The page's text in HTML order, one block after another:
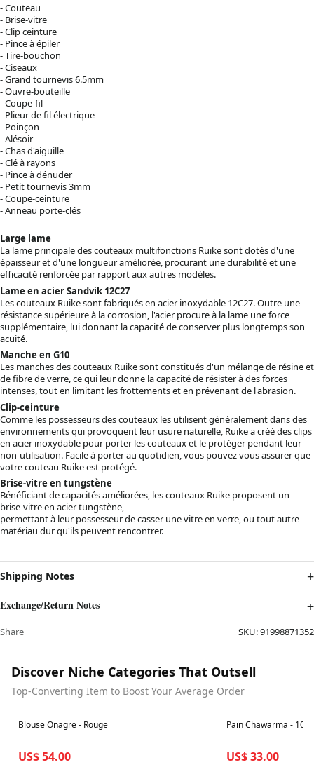
- Couteau
- Brise-vitre
- Clip ceinture
- Pince à épiler
- Tire-bouchon
- Ciseaux
- Grand tournevis 6.5mm
- Ouvre-bouteille
- Coupe-fil
- Plieur de fil électrique
- Poinçon
- Alésoir
- Chas d'aiguille
- Clé à rayons
- Pince à dénuder
- Petit tournevis 3mm
- Coupe-ceinture
- Anneau porte-clés
Large lame
La lame principale des couteaux multifonctions Ruike sont dotés d'une
épaisseur et d'une longueur améliorée, procurant une durabilité et une
efficacité renforcée par rapport aux autres modèles.
Lame en acier Sandvik 12C27
Les couteaux Ruike sont fabriqués en acier inoxydable 12C27. Outre une
résistance supérieure à la corrosion, l'acier procure à la lame une force
supplémentaire, lui donnant la capacité de conserver plus longtemps son
acuité.
Manche en G10
Les manches des couteaux Ruike sont constitués d'un mélange de résine et
de fibre de verre, ce qui leur donne la capacité de résister à des forces
intenses, tout en limitant les frottements et en prévenant de l'abrasion.
Clip-ceinture
Comme les possesseurs des couteaux les utilisent généralement dans des
environnements qui provoquent leur usure naturelle, Ruike a créé des clips
en acier inoxydable pour porter les couteaux et le protéger pendant leur
non-utilisation. Facile à porter au quotidien, vous pouvez vous assurer que
votre couteau Ruike est protégé.
Brise-vitre en tungstène
Bénéficiant de capacités améliorées, les couteaux Ruike proposent un
brise-vitre en acier tungstène,
permettant à leur possesseur de casser une vitre en verre, ou tout autre
matériau dur qu'ils peuvent rencontrer.
Shipping Notes
Exchange/Return Notes
Share SKU:91998871352
Discover Niche Categories That Outsell
Top-Converting Item to Boost Your Average Order
Best in 7 days
Blouse Onagre - Rouge
US$ 54.00
Best in 7 days
Pain Chawarma - 10
US$ 33.00